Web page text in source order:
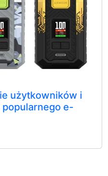
użytkowników i
e-